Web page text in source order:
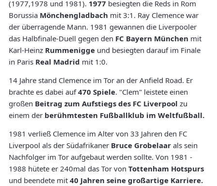
(1977,1978 und 1981). 1977 besiegten die Reds in Rom
Borussia Mönchengladbach mit 3:1. Ray Clemence war
der überragende Mann. 1981 gewannen die Liverpooler
das Halbfinale-Duell gegen den FC Bayern München mit
Karl-Heinz Rummenigge und besiegten darauf im Finale
in Paris Real Madrid mit 1:0.
14 Jahre stand Clemence im Tor an der Anfield Road. Er
brachte es dabei auf470 Spiele. "Clem" leistete einen
großen Beitrag zum Aufstiegs des FC Liverpool zu
einem der berühmtesten Fußballklub im Weltfußball.
1981 verließ Clemence im Alter von 33 Jahren den FC
Liverpool als der Südafrikaner Bruce Grobelaar als sein
Nachfolger im Tor aufgebaut werden sollte. Von 1981 -
1988 hütete er 240mal das Tor von Tottenham Hotspurs
und beendete mit 40 Jahren seine großartige Karriere.